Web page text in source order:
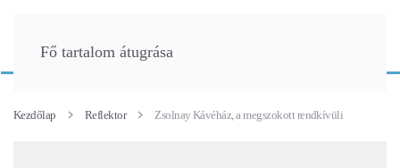
Fő tartalom átugrása
Kezdőlap Reflektor Zsolnay Kávéház, a megszokott rendkívüli